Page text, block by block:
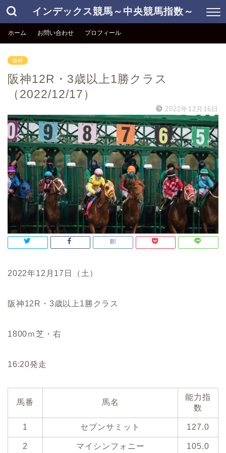
インデックス競馬～中央競馬指数～
ホーム お問い合わせ プロフィール
阪神
阪神12R・3歳以上1勝クラス
（2022/12/17）
2022年12月16日
2022年12月17日（土）
阪神12R・3歳以上1勝クラス
1800ｍ芝・右
16:20発走
馬番 馬名
能力指
数
1 セブンサミット 127.0
2 マイシンフォニー 105.0